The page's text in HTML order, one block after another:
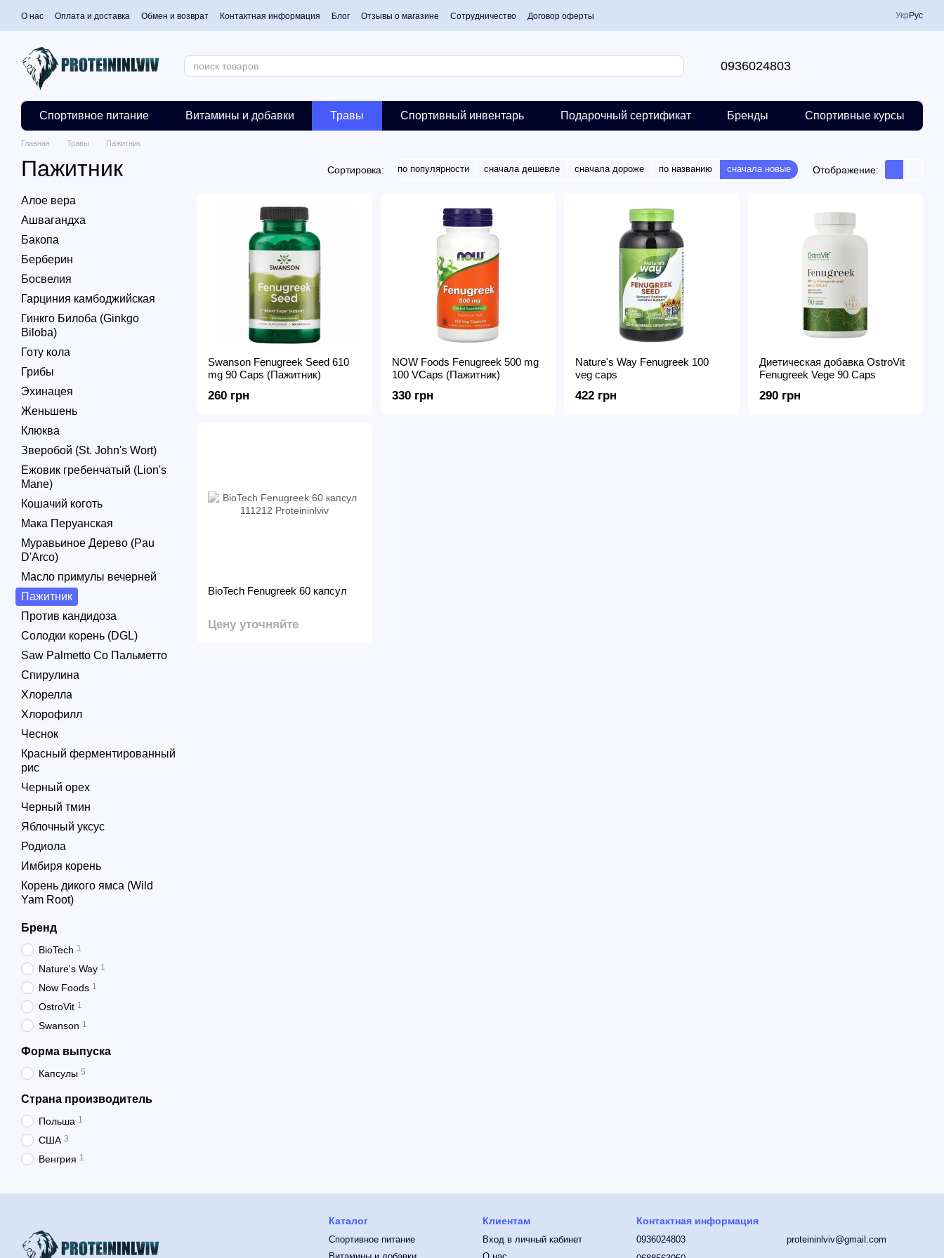
Перейти к основному контенту
О нас Оплата и доставка Обмен и возврат Контактная информация Блог Отзывы о магазине Сотрудничество Договор оферты Укр Рус
0936024803
Спортивное питание Витамины и добавки Травы Спортивный инвентарь Подарочный сертификат Бренды Спортивные курсы
Главная Травы Пажитник
Пажитник Сортировка: по популярности сначала дешевле сначала дороже по названию сначала новые Отображение:
Swanson Fenugreek Seed 610
mg 90 Caps (Пажитник)
260 грн
NOW Foods Fenugreek 500 mg
100 VCaps (Пажитник)
330 грн
Nature's Way Fenugreek 100
veg caps
422 грн
Диетическая добавка OstroVit
Fenugreek Vege 90 Caps
290 грн
BioTech Fenugreek 60 капсул
Цену уточняйте
Алое вера
Ашвагандха
Бакопа
Берберин
Босвелия
Гарциния камбоджийская
Гинкго Билоба (Ginkgo
Biloba)
Готу кола
Грибы
Эхинацея
Женьшень
Клюква
Зверобой (St. John's Wort)
Ежовик гребенчатый (Lion's
Mane)
Кошачий коготь
Мака Перуанская
Муравьиное Дерево (Pau
D'Arco)
Масло примулы вечерней
Пажитник
Против кандидоза
Солодки корень (DGL)
Saw Palmetto Со Пальметто
Спирулина
Хлорелла
Хлорофилл
Чеснок
Красный ферментированный
рис
Черный орех
Черный тмин
Яблочный уксус
Родиола
Имбиря корень
Корень дикого ямса (Wild
Yam Root)
Бренд
BioTech 1
Nature's Way 1
Now Foods 1
OstroVit 1
Swanson 1
Форма выпуска
Капсулы 5
Страна производитель
Польша 1
США 3
Венгрия 1
Каталог
Спортивное питание
Клиентам
Вход в личный кабинет
Контактная информация
0936024803
proteininlviv@gmail.com